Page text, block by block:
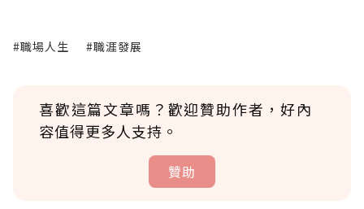
#職場人生 #職涯發展
喜歡這篇文章嗎？歡迎贊助作者，好內
容值得更多人支持。
贊助